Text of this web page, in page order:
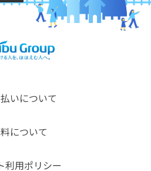
いについて
について
利用ポリシー